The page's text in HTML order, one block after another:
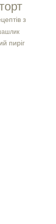
з
пиріг